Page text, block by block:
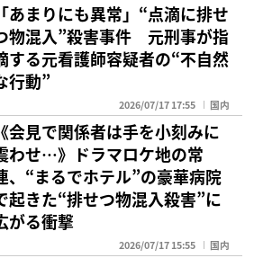
「あまりにも異常」“点滴に排せ
物混入”殺害事件 元刑事が指
する元看護師容疑者の“不自然
行動”
2026/07/17 17:55 国内
《会見で関係者は手を小刻みに
わせ…》ドラマロケ地の常
、“まるでホテル”の豪華病院
起きた“排せつ物混入殺害”に
がる衝撃
2026/07/17 15:55 国内